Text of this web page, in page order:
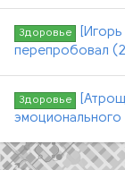
Здоровье
перепробовал
Здоровье
эмоционального